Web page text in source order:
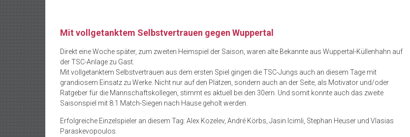
Mit vollgetanktem Selbstvertrauen gegen Wuppertal
Direkt eine Woche später, zum zweiten Heimspiel der Saison, waren alte Bekannte aus Wuppertal-Küllenhahn auf
der TSC-Anlage zu Gast.
Mit vollgetanktem Selbstvertrauen aus dem ersten Spiel gingen die TSC-Jungs auch an diesem Tage mit
grandiosem Einsatz zu Werke. Nicht nur auf den Plätzen, sondern auch an der Seite, als Motivator und/oder
Ratgeber für die Mannschaftskollegen, stimmt es aktuell bei den 30ern. Und somit konnte auch das zweite
Saisonspiel mit 8:1 Match-Siegen nach Hause geholt werden.
Erfolgreiche Einzelspieler an diesem Tag: Alex Kozelev, André Körbs, Jasin Icimli, Stephan Heuser und Vlasias
Paraskevopoulos.